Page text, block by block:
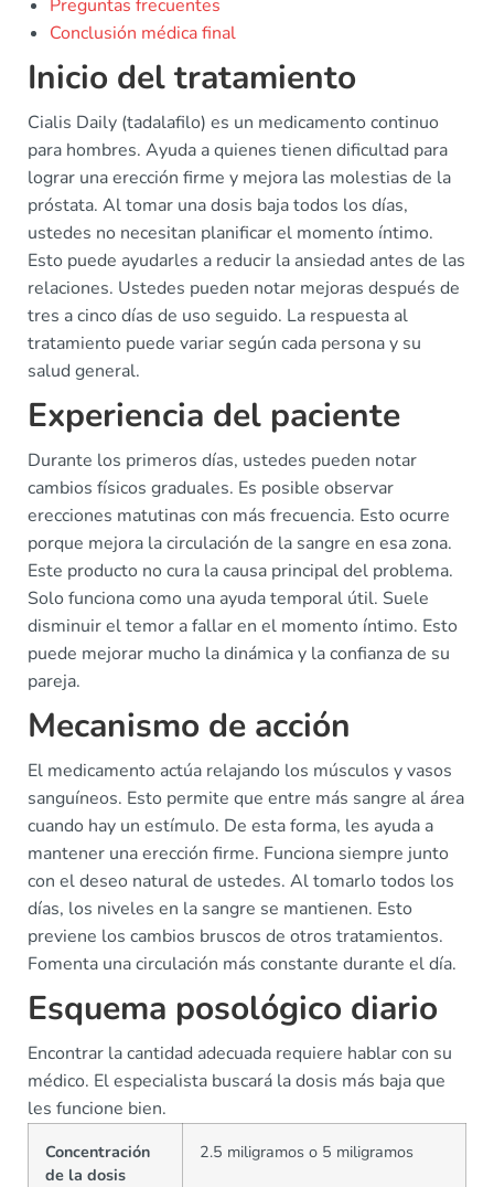
Preguntas frecuentes
Conclusión médica final
Inicio del tratamiento
Cialis Daily (tadalafilo) es un medicamento continuo
para hombres. Ayuda a quienes tienen dificultad para
lograr una erección firme y mejora las molestias de la
próstata. Al tomar una dosis baja todos los días,
ustedes no necesitan planificar el momento íntimo.
Esto puede ayudarles a reducir la ansiedad antes de las
relaciones. Ustedes pueden notar mejoras después de
tres a cinco días de uso seguido. La respuesta al
tratamiento puede variar según cada persona y su
salud general.
Experiencia del paciente
Durante los primeros días, ustedes pueden notar
cambios físicos graduales. Es posible observar
erecciones matutinas con más frecuencia. Esto ocurre
porque mejora la circulación de la sangre en esa zona.
Este producto no cura la causa principal del problema.
Solo funciona como una ayuda temporal útil. Suele
disminuir el temor a fallar en el momento íntimo. Esto
puede mejorar mucho la dinámica y la confianza de su
pareja.
Mecanismo de acción
El medicamento actúa relajando los músculos y vasos
sanguíneos. Esto permite que entre más sangre al área
cuando hay un estímulo. De esta forma, les ayuda a
mantener una erección firme. Funciona siempre junto
con el deseo natural de ustedes. Al tomarlo todos los
días, los niveles en la sangre se mantienen. Esto
previene los cambios bruscos de otros tratamientos.
Fomenta una circulación más constante durante el día.
Esquema posológico diario
Encontrar la cantidad adecuada requiere hablar con su
médico. El especialista buscará la dosis más baja que
les funcione bien.
Concentración
de la dosis
2.5 miligramos o 5 miligramos